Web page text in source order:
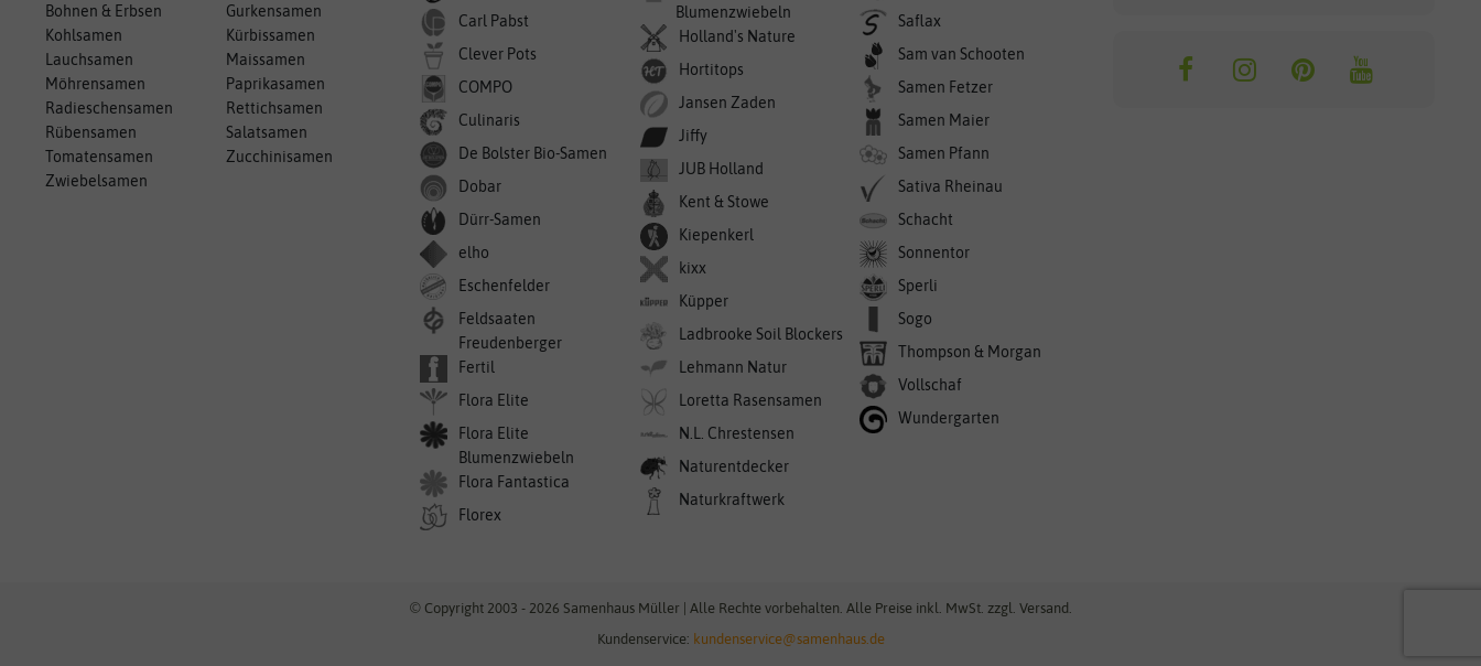
Bohnen & Erbsen
Gurkensamen
Kohlsamen
Kürbissamen
Lauchsamen
Maissamen
Möhrensamen
Paprikasamen
Radieschensamen
Rettichsamen
Rübensamen
Salatsamen
Tomatensamen
Zucchinisamen
Zwiebelsamen
Carl Pabst
Clever Pots
COMPO
Culinaris
De Bolster Bio-Samen
Dobar
Dürr-Samen
elho
Eschenfelder
Feldsaaten
Freudenberger
Fertil
Flora Elite
Flora Elite
Blumenzwiebeln
Flora Fantastica
Florex
Blumenzwiebeln
Holland's Nature
Hortitops
Jansen Zaden
Jiffy
JUB Holland
Kent & Stowe
Kiepenkerl
kixx
Küpper
Ladbrooke Soil Blockers
Lehmann Natur
Loretta Rasensamen
N.L. Chrestensen
Naturentdecker
Naturkraftwerk
Saflax
Sam van Schooten
Samen Fetzer
Samen Maier
Samen Pfann
Sativa Rheinau
Schacht
Sonnentor
Sperli
Sogo
Thompson & Morgan
Vollschaf
Wundergarten
© Copyright 2003 - 2026 Samenhaus Müller | Alle Rechte vorbehalten. Alle Preise inkl. MwSt. zzgl. Versand.
Kundenservice: kundenservice@samenhaus.de